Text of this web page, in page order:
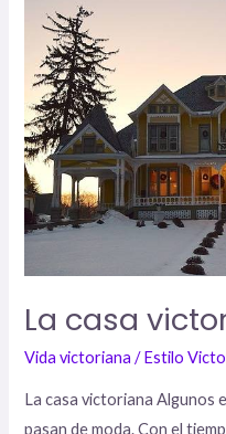
La casa
Vida victoriana /Estilo
La casa victoriana Algunos
pasan de moda. Con el
casa
victoriana